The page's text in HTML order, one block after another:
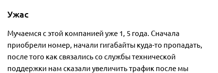
Ужас
Мучаемся с этой компанией уже 1, 5 года. Сначала
приобрели номер, начали гигабайты куда-то пропадать,
после того как связались со службы технической
поддержки нам сказали увеличить трафик после мы